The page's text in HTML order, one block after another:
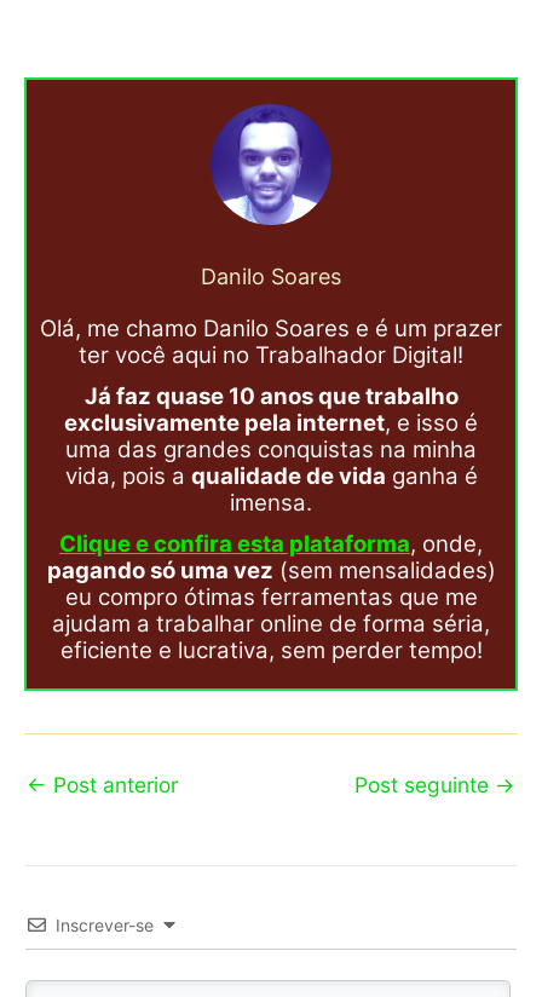
Danilo Soares
Olá, me chamo Danilo Soares e é um prazer
ter você aqui no Trabalhador Digital!
Já faz quase 10 anos que trabalho
exclusivamente pela internet, e isso é
uma das grandes conquistas na minha
vida, pois a qualidade de vida ganha é
imensa.
Clique e confira esta plataforma, onde,
pagando só uma vez (sem mensalidades)
eu compro ótimas ferramentas que me
ajudam a trabalhar online de forma séria,
eficiente e lucrativa, sem perder tempo!
← Post anterior Post seguinte →
Inscrever-se